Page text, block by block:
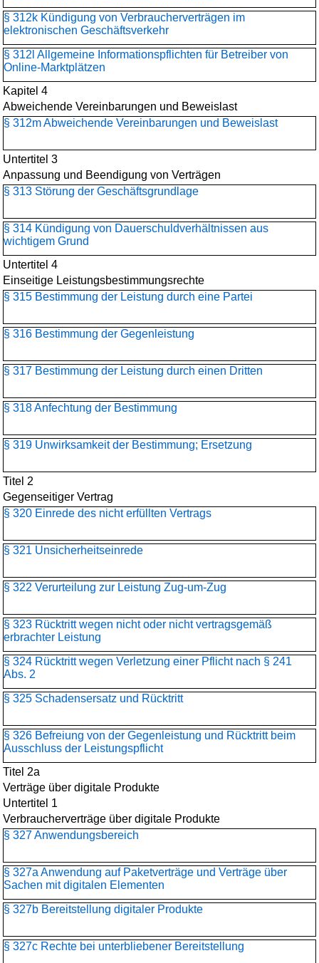
§ 312k Kündigung von Verbraucherverträgen im
elektronischen Geschäftsverkehr
§ 312l Allgemeine Informationspflichten für Betreiber von
Online-Marktplätzen
Kapitel 4
Abweichende Vereinbarungen und Beweislast
§ 312m Abweichende Vereinbarungen und Beweislast
Untertitel 3
Anpassung und Beendigung von Verträgen
§ 313 Störung der Geschäftsgrundlage
§ 314 Kündigung von Dauerschuldverhältnissen aus
wichtigem Grund
Untertitel 4
Einseitige Leistungsbestimmungsrechte
§ 315 Bestimmung der Leistung durch eine Partei
§ 316 Bestimmung der Gegenleistung
§ 317 Bestimmung der Leistung durch einen Dritten
§ 318 Anfechtung der Bestimmung
§ 319 Unwirksamkeit der Bestimmung; Ersetzung
Titel 2
Gegenseitiger Vertrag
§ 320 Einrede des nicht erfüllten Vertrags
§ 321 Unsicherheitseinrede
§ 322 Verurteilung zur Leistung Zug-um-Zug
§ 323 Rücktritt wegen nicht oder nicht vertragsgemäß
erbrachter Leistung
§ 324 Rücktritt wegen Verletzung einer Pflicht nach § 241
Abs. 2
§ 325 Schadensersatz und Rücktritt
§ 326 Befreiung von der Gegenleistung und Rücktritt beim
Ausschluss der Leistungspflicht
Titel 2a
Verträge über digitale Produkte
Untertitel 1
Verbraucherverträge über digitale Produkte
§ 327 Anwendungsbereich
§ 327a Anwendung auf Paketverträge und Verträge über
Sachen mit digitalen Elementen
§ 327b Bereitstellung digitaler Produkte
§ 327c Rechte bei unterbliebener Bereitstellung